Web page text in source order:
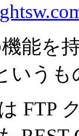
能を
いう
FTP